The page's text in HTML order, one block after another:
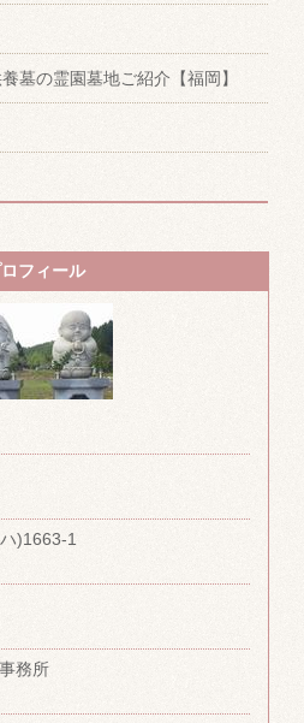
墓の霊園墓地ご紹介【福岡】
フィール
)1663-1
務所